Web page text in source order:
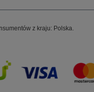
z kraju: Polska